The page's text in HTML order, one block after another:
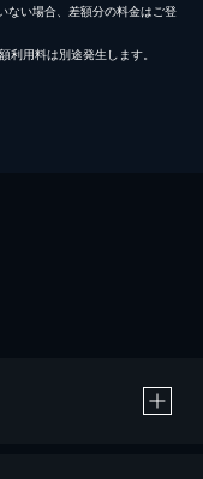
ない場合、差額分の料金はご登
用料は別途発生します。